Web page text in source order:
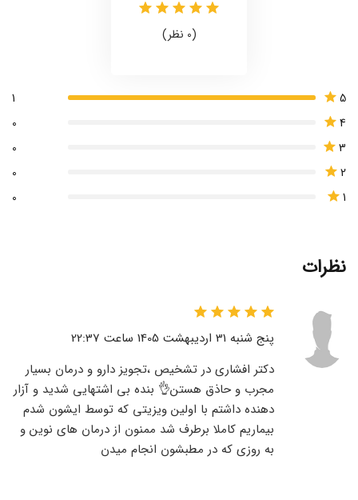
(0 نظر)
5
1
4
0
3
0
2
0
1
0
نظرات
پنج شنبه 31 اردیبهشت 1405 ساعت 22:37
دکتر افشاری در تشخیص ،تجویز دارو و درمان بسیار
مجرب و حاذق هستن👌 بنده بی اشتهایی شدید و آزار
دهنده داشتم با اولین ویزیتی که توسط ایشون شدم
بیماریم کاملا برطرف شد ممنون از درمان های نوین و
به روزی که در مطبشون انجام میدن